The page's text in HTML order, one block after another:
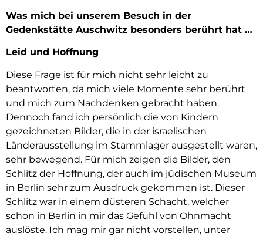
Was mich bei unserem Besuch in der
Gedenkstätte Auschwitz besonders berührt hat …
Leid und Hoffnung
Diese Frage ist für mich nicht sehr leicht zu
beantworten, da mich viele Momente sehr berührt
und mich zum Nachdenken gebracht haben.
Dennoch fand ich persönlich die von Kindern
gezeichneten Bilder, die in der israelischen
Länderausstellung im Stammlager ausgestellt waren,
sehr bewegend. Für mich zeigen die Bilder, den
Schlitz der Hoffnung, der auch im jüdischen Museum
in Berlin sehr zum Ausdruck gekommen ist. Dieser
Schlitz war in einem düsteren Schacht, welcher
schon in Berlin in mir das Gefühl von Ohnmacht
auslöste. Ich mag mir gar nicht vorstellen, unter